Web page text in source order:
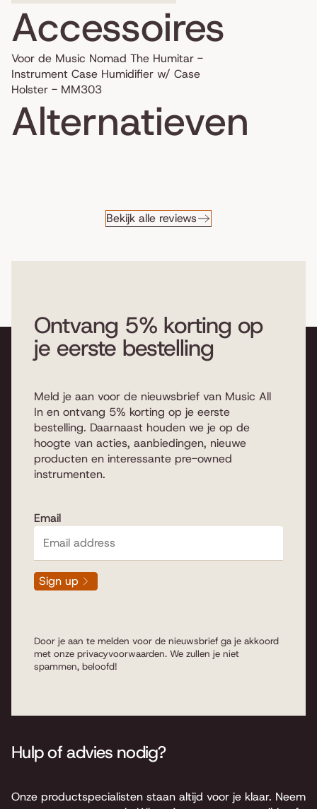
Accessoires
Voor de Music Nomad The Humitar -
Instrument Case Humidifier w/ Case
Holster - MM303
Alternatieven
Bekijk alle reviews
Ontvang 5% korting op
je eerste bestelling
Meld je aan voor de nieuwsbrief van Music All
In en ontvang 5% korting op je eerste
bestelling. Daarnaast houden we je op de
hoogte van acties, aanbiedingen, nieuwe
producten en interessante pre-owned
instrumenten.
Email
Sign up
Door je aan te melden voor de nieuwsbrief ga je akkoord
met onze privacyvoorwaarden. We zullen je niet
spammen, beloofd!
Hulp of advies nodig?
Onze productspecialisten staan altijd voor je klaar. Neem